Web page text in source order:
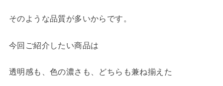
そのような品質が多いからです。
今回ご紹介したい商品は
透明感も、色の濃さも、どちらも兼ね揃えた